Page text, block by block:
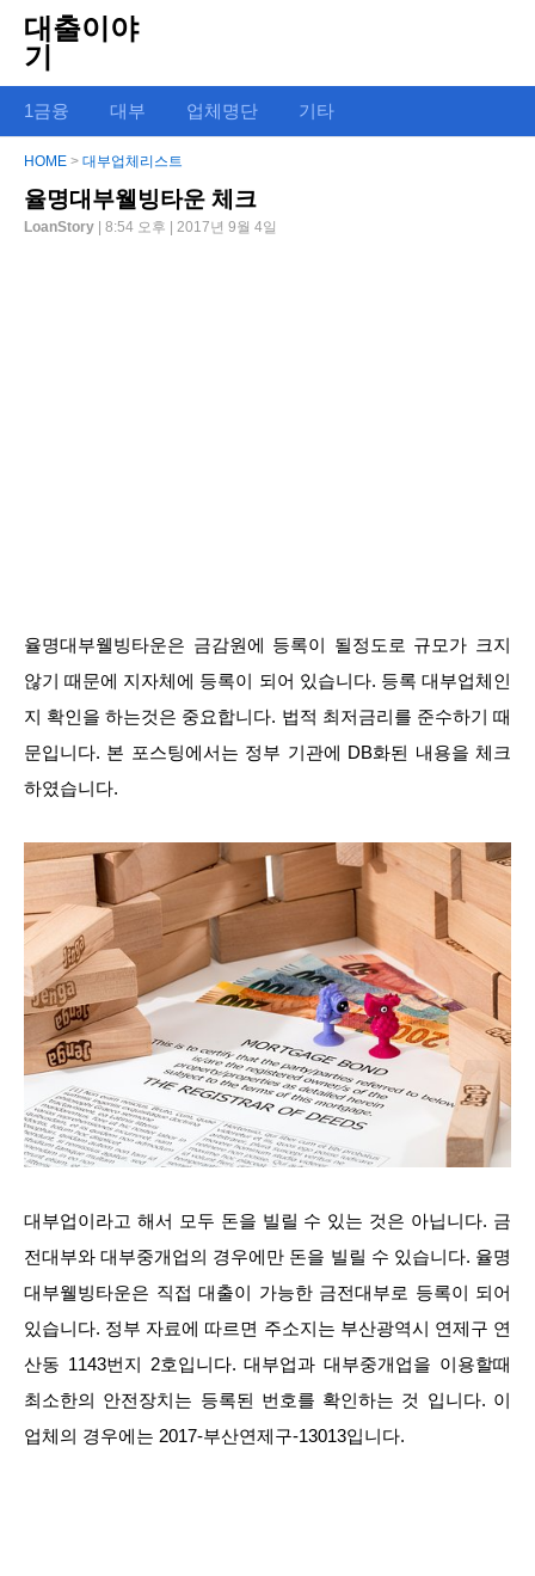
대출이야
기
1금융 대부 업체명단 기타
HOME > 대부업체리스트
율명대부웰빙타운 체크
LoanStory | 8:54 오후 | 2017년 9월 4일
율명대부웰빙타운은 금감원에 등록이 될정도로 규모가 크지
않기 때문에 지자체에 등록이 되어 있습니다. 등록 대부업체인
지 확인을 하는것은 중요합니다. 법적 최저금리를 준수하기 때
문입니다. 본 포스팅에서는 정부 기관에 DB화된 내용을 체크
하였습니다.
대부업이라고 해서 모두 돈을 빌릴 수 있는 것은 아닙니다. 금
전대부와 대부중개업의 경우에만 돈을 빌릴 수 있습니다. 율명
대부웰빙타운은 직접 대출이 가능한 금전대부로 등록이 되어
있습니다. 정부 자료에 따르면 주소지는 부산광역시 연제구 연
산동 1143번지 2호입니다. 대부업과 대부중개업을 이용할때
최소한의 안전장치는 등록된 번호를 확인하는 것 입니다. 이
업체의 경우에는 2017-부산연제구-13013입니다.